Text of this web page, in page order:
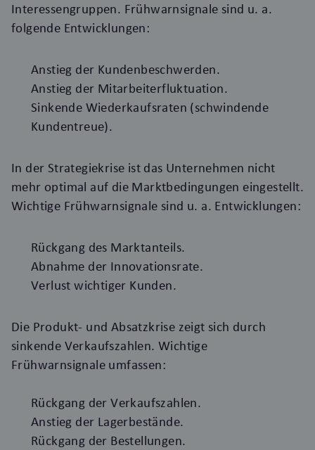
Interessengruppen. Frühwarnsignale sind u. a.
folgende Entwicklungen:
Anstieg der Kundenbeschwerden.
Anstieg der Mitarbeiterfluktuation.
Sinkende Wiederkaufsraten (schwindende
Kundentreue).
In der Strategiekrise ist das Unternehmen nicht
mehr optimal auf die Marktbedingungen eingestellt.
Wichtige Frühwarnsignale sind u. a. Entwicklungen:
Rückgang des Marktanteils.
Abnahme der Innovationsrate.
Verlust wichtiger Kunden.
Die Produkt- und Absatzkrise zeigt sich durch
sinkende Verkaufszahlen. Wichtige
Frühwarnsignale umfassen:
Rückgang der Verkaufszahlen.
Anstieg der Lagerbestände.
Rückgang der Bestellungen.